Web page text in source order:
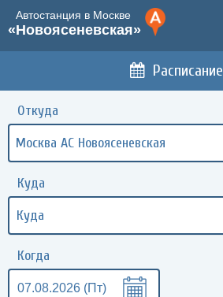
Автостанция в Москве
«Новоясеневская»
Расписание
Откуда
Москва АС Новоясеневская
Куда
Когда